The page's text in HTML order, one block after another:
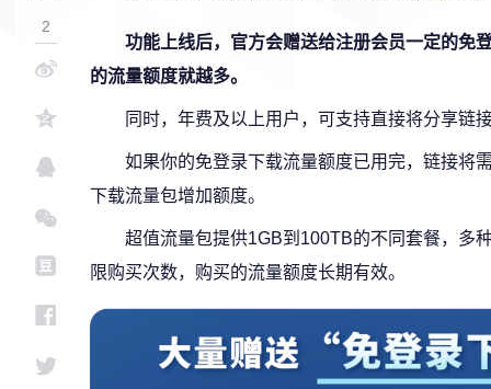
功能上线后，官方会赠送给注册会员一定的免
的流量额度就越多。
同时，年费及以上用户，可支持直接将分享链
如果你的免登录下载流量额度已用完，链接将
下载流量包增加额度。
超值流量包提供1GB到100TB的不同套餐，多
限购买次数，购买的流量额度长期有效。
2